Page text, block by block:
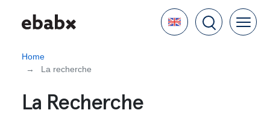
Language
Home
La recherche
La Recherche